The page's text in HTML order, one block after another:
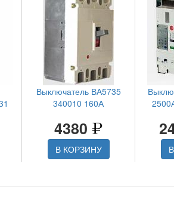
Выключатель ВА5735
340010 160А
4380
В КОРЗИНУ